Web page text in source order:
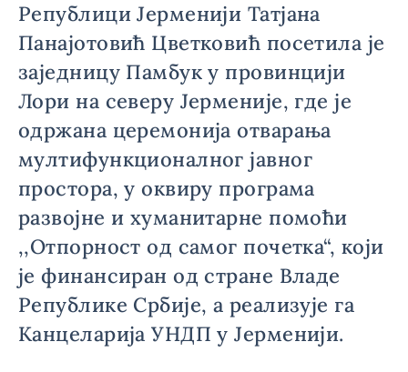
Републици Јерменији Татјана
Панајотовић Цветковић посетила је
заједницу Памбук у провинцији
Лори на северу Јерменије, где је
одржана церемонија отварања
мултифункционалног јавног
простора, у оквиру програма
развојне и хуманитарне помоћи
,,Отпорност од самог почетка“, који
је финансиран од стране Владе
Републике Србије, а реализује га
Канцеларија УНДП у Јерменији.